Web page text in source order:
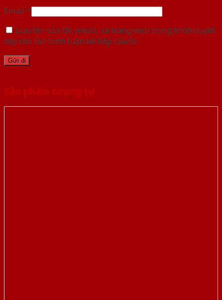
Email *
Lưu tên của tôi, email, và trang web trong trình duyệt
này cho lần bình luận kế tiếp của tôi.
Sản phẩm tương tự